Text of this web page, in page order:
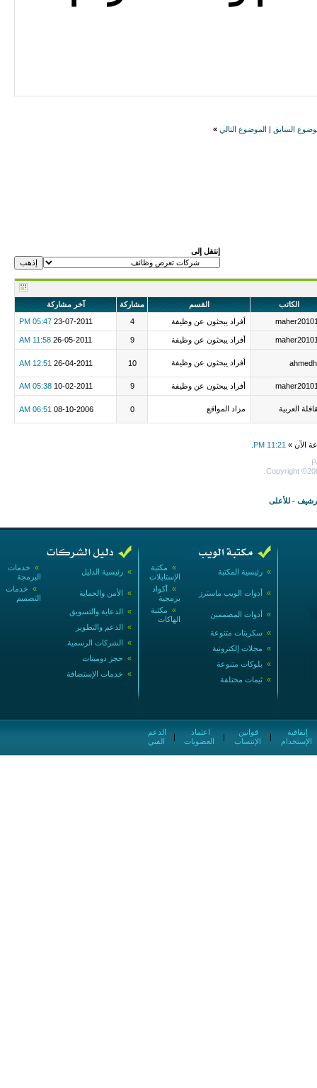
السابق الموضوع التالي »
إنتقل إلى
الكاتب القسم مشاركة
آخر مشاركة
أفراد يبحثون عن وظيفة 4
23-07-2011
05:47 PM
أفراد يبحثون عن وظيفة 9
26-05-2011
11:58 AM
أفراد يبحثون عن وظيفة 10
26-04-2011
12:51 AM
أفراد يبحثون عن وظيفة 9
10-02-2011
05:38 AM
العربية مزاد المواقع 0
08-10-2006
06:51 AM
الآن » 11:21 PM
Copyright
- للأعلى
» خدمات
البرمجة
» رئيسية الدليل
» خدمات
التصميم
» الأمن والحماية
» الدعاية والتسويق
» الدعم والتطوير
» الشركات الرسمية
» حجز دومينات
» خدمات الإستضافة
» مكتبة
الإستايلات
» رئيسية المكتبة
» أكواد
برمجية
» أدوات الويب ماسترز
» مكتبة
الهاكات
» أدوات المصممين
» سكربتات متنوعة
» مجلات إلكترونية
» بلوكات متنوعة
» ثيمات مختلفة
الفني
|
العضويات
|
الإنتساب
|
الإستخدام